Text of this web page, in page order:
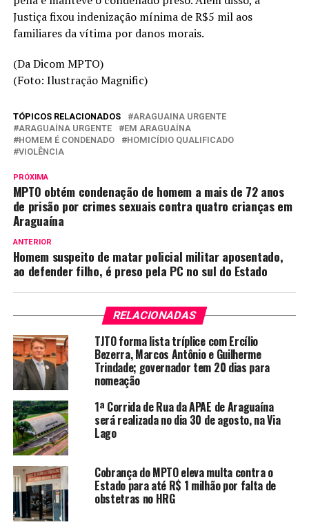
Justiça fixou indenização mínima de R$5 mil aos
familiares da vítima por danos morais.
(Da Dicom MPTO)
(Foto: Ilustração Magnific)
TÓPICOS RELACIONADOS
ARAGUAINA URGENTE
ARAGUAÍNA URGENTE
EM ARAGUAÍNA
HOMEM É CONDENADO
HOMICÍDIO QUALIFICADO
VIOLÊNCIA
PRÓXIMA
MPTO obtém condenação de homem a mais de 72 anos
de prisão por crimes sexuais contra quatro crianças em
Araguaína
ANTERIOR
Homem suspeito de matar policial militar aposentado,
ao defender filho, é preso pela PC no sul do Estado
RELACIONADAS
TJTO forma lista tríplice com Ercílio
Bezerra, Marcos Antônio e Guilherme
Trindade; governador tem 20 dias para
nomeação
1ª Corrida de Rua da APAE de Araguaína
será realizada no dia 30 de agosto, na Via
Lago
Cobrança do MPTO eleva multa contra o
Estado para até R$ 1 milhão por falta de
obstetras no HRG